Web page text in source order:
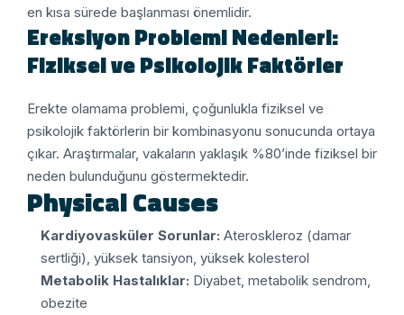
en kısa sürede başlanması önemlidir.
Ereksiyon Problemi Nedenleri:
Fiziksel ve Psikolojik Faktörler
Erekte olamama problemi, çoğunlukla fiziksel ve
psikolojik faktörlerin bir kombinasyonu sonucunda ortaya
çıkar. Araştırmalar, vakaların yaklaşık %80’inde fiziksel bir
neden bulunduğunu göstermektedir.
Physical Causes
Kardiyovasküler Sorunlar: Ateroskleroz (damar
sertliği), yüksek tansiyon, yüksek kolesterol
Metabolik Hastalıklar: Diyabet, metabolik sendrom,
obezite